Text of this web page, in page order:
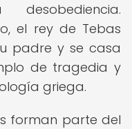
el rey de Tebas
padre y se casa
de tragedia y
griega.
forman parte del